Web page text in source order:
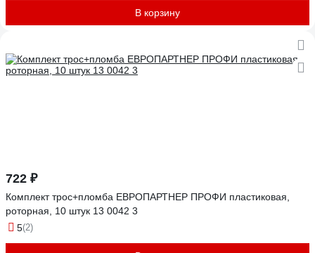
В корзину
722 ₽
Комплект трос+пломба ЕВРОПАРТНЕР ПРОФИ пластиковая,
роторная, 10 штук 13 0042 3
5(2)